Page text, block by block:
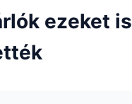
ezeket is